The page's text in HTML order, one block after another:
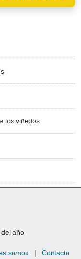
los viñedos
año
somos | Contacto